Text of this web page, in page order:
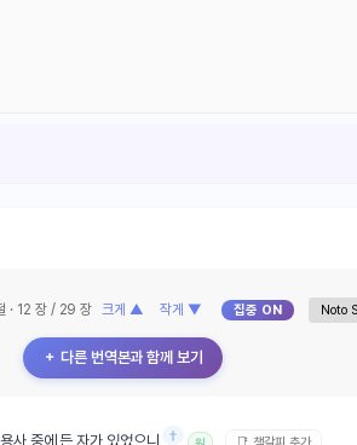
· 12 장 / 29 장 크게 ▲ 작게 ▼ 집중 ON
＋ 다른 번역본과 함께 보기
용사중에 든 자가 있었으니 †